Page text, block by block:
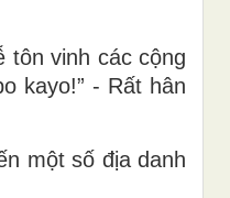
tôn vinh các cộng
kayo!” - Rất hân
một số địa danh